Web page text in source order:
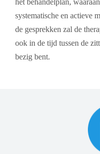
het behandelplan,
systematische en actieve
de gesprekken zal de
ook in de tijd tussen de
bezig bent.